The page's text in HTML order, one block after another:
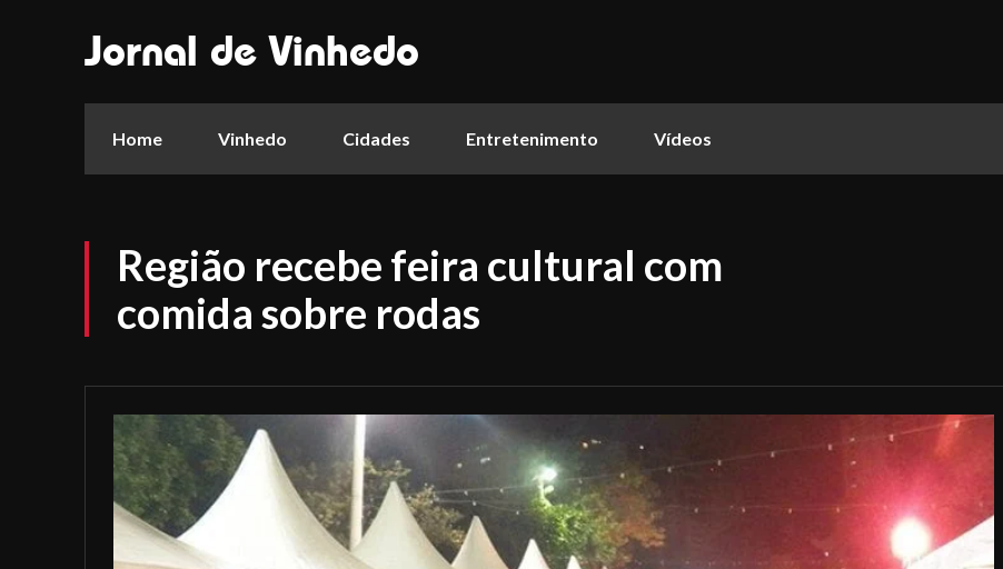
Jornal de Vinhedo
Home Vinhedo Cidades Entretenimento Vídeos
Região recebe feira cultural com
comida sobre rodas